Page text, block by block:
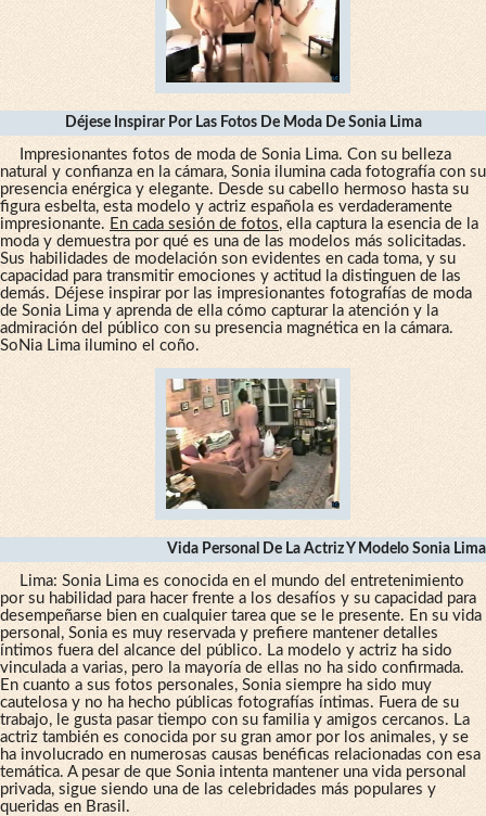
Déjese Inspirar Por Las Fotos De Moda De Sonia Lima
Impresionantes fotos de moda de Sonia Lima. Con su belleza
natural y confianza en la cámara, Sonia ilumina cada fotografía con su
presencia enérgica y elegante. Desde su cabello hermoso hasta su
figura esbelta, esta modelo y actriz española es verdaderamente
impresionante. En cada sesión de fotos, ella captura la esencia de la
moda y demuestra por qué es una de las modelos más solicitadas.
Sus habilidades de modelación son evidentes en cada toma, y su
capacidad para transmitir emociones y actitud la distinguen de las
demás. Déjese inspirar por las impresionantes fotografías de moda
de Sonia Lima y aprenda de ella cómo capturar la atención y la
admiración del público con su presencia magnética en la cámara.
SoNia Lima ilumino el coño.
Vida Personal De La Actriz Y Modelo Sonia Lima
Lima: Sonia Lima es conocida en el mundo del entretenimiento
por su habilidad para hacer frente a los desafíos y su capacidad para
desempeñarse bien en cualquier tarea que se le presente. En su vida
personal, Sonia es muy reservada y prefiere mantener detalles
íntimos fuera del alcance del público. La modelo y actriz ha sido
vinculada a varias, pero la mayoría de ellas no ha sido confirmada.
En cuanto a sus fotos personales, Sonia siempre ha sido muy
cautelosa y no ha hecho públicas fotografías íntimas. Fuera de su
trabajo, le gusta pasar tiempo con su familia y amigos cercanos. La
actriz también es conocida por su gran amor por los animales, y se
ha involucrado en numerosas causas benéficas relacionadas con esa
temática. A pesar de que Sonia intenta mantener una vida personal
privada, sigue siendo una de las celebridades más populares y
queridas en Brasil.